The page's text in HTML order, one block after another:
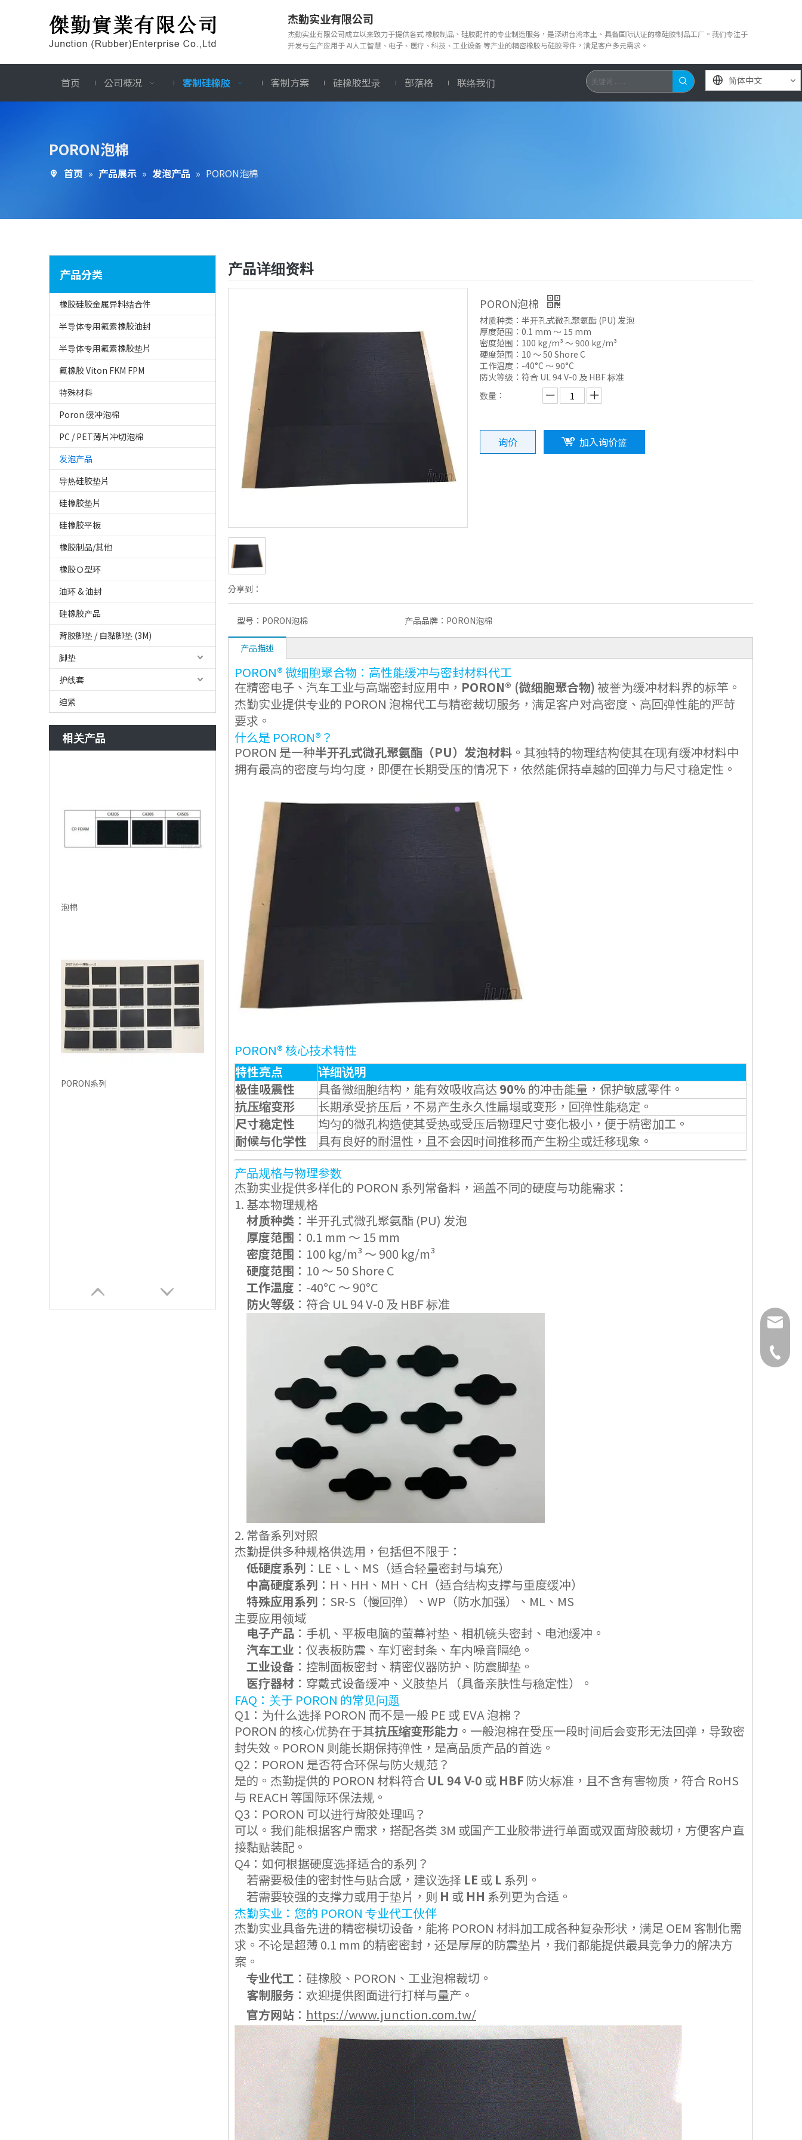
杰勤实业有限公司
杰勤实业有限公司成立以来致力于提供各式 橡胶制品、硅胶配件的专业制造服务，是深耕台湾本土、具备国际认证的橡硅胶制品工厂。我们专注于
开发与生产应用于 AI人工智慧、电子、医疗、科技、工业设备 等产业的精密橡胶与硅胶零件，满足客户多元需求。
首页 公司概况 客制硅橡胶 客制方案 硅橡胶型录 部落格 联络我们 简体中文
PORON泡棉
首页 » 产品展示 » 发泡产品 » PORON泡棉
产品分类
橡胶硅胶金属异料结合件
半导体专用氟素橡胶油封
半导体专用氟素橡胶垫片
氟橡胶 Viton FKM FPM
特殊材料
Poron 缓冲泡棉
PC / PET薄片冲切泡棉
发泡产品
导热硅胶垫片
硅橡胶垫片
硅橡胶平板
橡胶制品/其他
橡胶Ｏ型环
油环 & 油封
硅橡胶产品
背胶脚垫 / 自黏脚垫 (3M)
脚垫
护线套
迫紧
相关产品
泡棉
PORON系列
产品详细资料
分享到：
PORON泡棉
材质种类：半开孔式微孔聚氨酯 (PU) 发泡
厚度范围：0.1 mm ～ 15 mm
密度范围：100 kg/m³ ～ 900 kg/m³
硬度范围：10 ～ 50 Shore C
工作温度：-40°C ～ 90°C
防火等级：符合 UL 94 V-0 及 HBF 标准
数量：
询价 加入询价篮
型号： PORON泡棉 产品品牌： PORON泡棉
产品描述
PORON® 微细胞聚合物：高性能缓冲与密封材料代工
在精密电子、汽车工业与高端密封应用中， PORON® (微细胞聚合物) 被誉为缓冲材料界的标竿。
杰勤实业提供专业的 PORON 泡棉代工与精密裁切服务，满足客户对高密度、高回弹性能的严苛
要求。
什么是 PORON®？
PORON 是一种半开孔式微孔聚氨酯（PU）发泡材料 。其独特的物理结构使其在现有缓冲材料中
拥有最高的密度与均匀度，即便在长期受压的情况下，依然能保持卓越的回弹力与尺寸稳定性。
PORON® 核心技术特性
特性亮点
详细说明
极佳吸震性
具备微细胞结构，能有效吸收高达 90% 的冲击能量，保护敏感零件。
抗压缩变形
长期承受挤压后，不易产生永久性扁塌或变形，回弹性能稳定。
尺寸稳定性
均匀的微孔构造使其受热或受压后物理尺寸变化极小，便于精密加工。
耐候与化学性
具有良好的耐温性，且不会因时间推移而产生粉尘或迁移现象。
产品规格与物理参数
杰勤实业提供多样化的 PORON 系列常备料，涵盖不同的硬度与功能需求：
1. 基本物理规格
材质种类 ：半开孔式微孔聚氨酯 (PU) 发泡
厚度范围 ：0.1 mm ～ 15 mm
密度范围 ：100 kg/m³ ～ 900 kg/m³
硬度范围 ：10 ～ 50 Shore C
工作温度 ：-40°C ～ 90°C
防火等级 ：符合 UL 94 V-0 及 HBF 标准
2. 常备系列对照
杰勤提供多种规格供选用，包括但不限于：
低硬度系列 ：LE、L、MS（适合轻量密封与填充）
中高硬度系列 ：H、HH、MH、CH（适合结构支撑与重度缓冲）
特殊应用系列 ：SR-S（慢回弹）、WP（防水加强）、ML、MS
主要应用领域
电子产品 ：手机、平板电脑的萤幕衬垫、相机镜头密封、电池缓冲。
汽车工业 ：仪表板防震、车灯密封条、车内噪音隔绝。
工业设备 ：控制面板密封、精密仪器防护、防震脚垫。
医疗器材 ：穿戴式设备缓冲、义肢垫片（具备亲肤性与稳定性）。
FAQ：关于 PORON 的常见问题
Q1：为什么选择 PORON 而不是一般 PE 或 EVA 泡棉？
PORON 的核心优势在于其抗压缩变形能力 。一般泡棉在受压一段时间后会变形无法回弹，导致密
封失效。PORON 则能长期保持弹性，是高品质产品的首选。
Q2：PORON 是否符合环保与防火规范？
是的。杰勤提供的 PORON 材料符合 UL 94 V-0 或 HBF 防火标准，且不含有害物质，符合 RoHS
与 REACH 等国际环保法规。
Q3：PORON 可以进行背胶处理吗？
可以。我们能根据客户需求，搭配各类 3M 或国产工业胶带进行单面或双面背胶裁切，方便客户直
接黏贴装配。
Q4：如何根据硬度选择适合的系列？
若需要极佳的密封性与贴合感，建议选择 LE 或 L 系列。
若需要较强的支撑力或用于垫片，则 H 或 HH 系列更为合适。
杰勤实业：您的 PORON 专业代工伙伴
杰勤实业具备先进的精密模切设备，能将 PORON 材料加工成各种复杂形状，满足 OEM 客制化需
求。不论是超薄 0.1 mm 的精密密封，还是厚厚的防震垫片，我们都能提供最具竞争力的解决方
案。
专业代工 ：硅橡胶、PORON、工业泡棉裁切。
客制服务 ：欢迎提供图面进行打样与量产。
官方网站 ： https://www.junction.com.tw/
886-2-